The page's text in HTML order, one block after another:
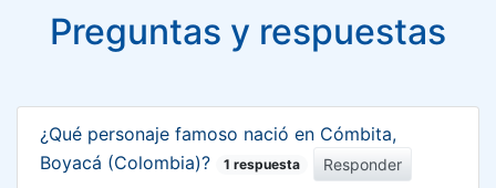
Preguntas y respuestas
¿Qué personaje famoso nació en Cómbita,
Boyacá (Colombia)?
1 respuesta Responder